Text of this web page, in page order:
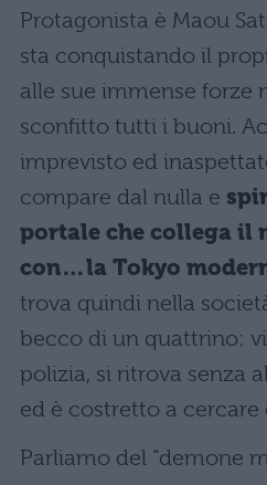
Protagonista è Maou
sta conquistando il
alle sue immense forze
sconfitto tutti i buoni.
imprevisto ed
compare dal nulla e
portale che collega il
con…la Tokyo
trova quindi nella
becco di un quattrino:
polizia, si ritrova senza
ed è costretto a cercare
Parliamo del “demone